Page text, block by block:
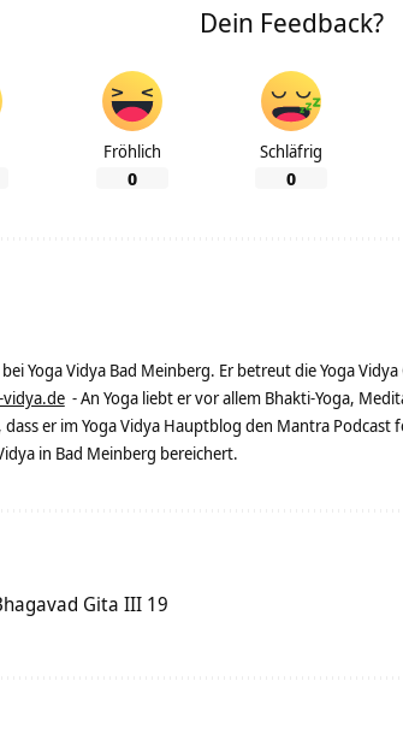
Dein Feedback?
Fröhlich
0
Schläfrig
0
Yoga Vidya Bad Meinberg. Er betreut die Yoga
- An Yoga liebt er vor allem Bhakti-Yoga,
er im Yoga Vidya Hauptblog den Mantra
in Bad Meinberg bereichert.
Gita III 19